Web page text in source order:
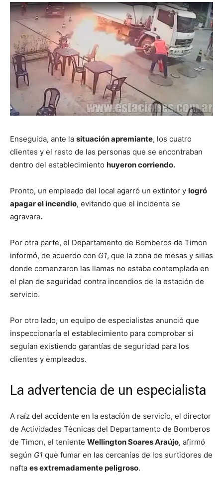
Enseguida, ante la situación apremiante, los cuatro
clientes y el resto de las personas que se encontraban
dentro del establecimiento huyeron corriendo.
Pronto, un empleado del local agarró un extintor y logró
apagar el incendio, evitando que el incidente se
agravara.
Por otra parte, el Departamento de Bomberos de Timon
informó, de acuerdo con G1, que la zona de mesas y sillas
donde comenzaron las llamas no estaba contemplada en
el plan de seguridad contra incendios de la estación de
servicio.
Por otro lado, un equipo de especialistas anunció que
inspeccionaría el establecimiento para comprobar si
seguían existiendo garantías de seguridad para los
clientes y empleados.
La advertencia de un especialista
A raíz del accidente en la estación de servicio, el director
de Actividades Técnicas del Departamento de Bomberos
de Timon, el teniente Wellington Soares Araújo, afirmó
según G1 que fumar en las cercanías de los surtidores de
nafta es extremadamente peligroso.